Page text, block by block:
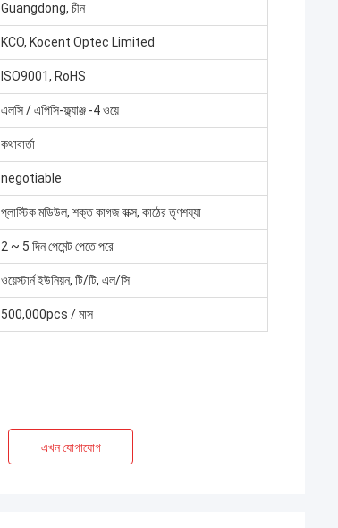
Guangdong, চীন
KCO, Kocent Optec Limited
ISO9001, RoHS
এলসি / এপিসি-ফ্ল্যাঞ্জ -4 ওয়ে
কথাবার্তা
negotiable
প্লাস্টিক মডিউল, শক্ত কাগজ বাক্স, কাঠের তৃণশয্যা
2 ~ 5 দিন পেমেন্ট পেতে পরে
ওয়েস্টার্ন ইউনিয়ন, টি/টি, এল/সি
500,000pcs / মাস
এখন যোগাযোগ